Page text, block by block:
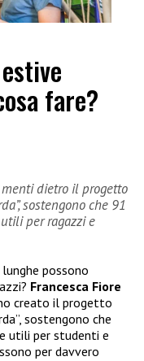
fare?
menti dietro il progetto
sostengono che 91
per ragazzi e
possono
Francesca Fiore
creato il progetto
sostengono che
utili per studenti e
per davvero